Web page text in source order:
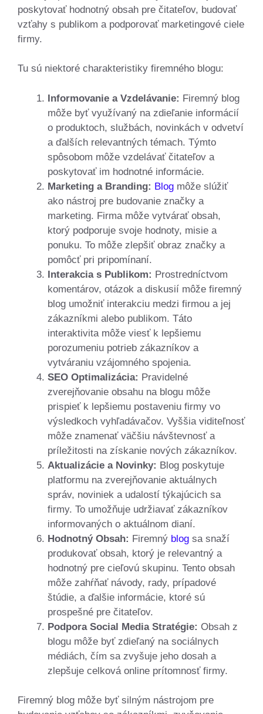
poskytovať hodnotný obsah pre čitateľov, budovať
vzťahy s publikom a podporovať marketingové ciele
firmy.
Tu sú niektoré charakteristiky firemného blogu:
Informovanie a Vzdelávanie: Firemný blog
môže byť využívaný na zdieľanie informácií
o produktoch, službách, novinkách v odvetví
a ďalších relevantných témach. Týmto
spôsobom môže vzdelávať čitateľov a
poskytovať im hodnotné informácie.
Marketing a Branding: Blog môže slúžiť
ako nástroj pre budovanie značky a
marketing. Firma môže vytvárať obsah,
ktorý podporuje svoje hodnoty, misie a
ponuku. To môže zlepšiť obraz značky a
pomôcť pri pripomínaní.
Interakcia s Publikom: Prostredníctvom
komentárov, otázok a diskusií môže firemný
blog umožniť interakciu medzi firmou a jej
zákazníkmi alebo publikom. Táto
interaktivita môže viesť k lepšiemu
porozumeniu potrieb zákazníkov a
vytváraniu vzájomného spojenia.
SEO Optimalizácia: Pravidelné
zverejňovanie obsahu na blogu môže
prispieť k lepšiemu postaveniu firmy vo
výsledkoch vyhľadávačov. Vyššia viditeľnosť
môže znamenať väčšiu návštevnosť a
príležitosti na získanie nových zákazníkov.
Aktualizácie a Novinky: Blog poskytuje
platformu na zverejňovanie aktuálnych
správ, noviniek a udalostí týkajúcich sa
firmy. To umožňuje udržiavať zákazníkov
informovaných o aktuálnom dianí.
Hodnotný Obsah: Firemný blog sa snaží
produkovať obsah, ktorý je relevantný a
hodnotný pre cieľovú skupinu. Tento obsah
môže zahŕňať návody, rady, prípadové
štúdie, a ďalšie informácie, ktoré sú
prospešné pre čitateľov.
Podpora Social Media Stratégie: Obsah z
blogu môže byť zdieľaný na sociálnych
médiách, čím sa zvyšuje jeho dosah a
zlepšuje celková online prítomnosť firmy.
Firemný blog môže byť silným nástrojom pre